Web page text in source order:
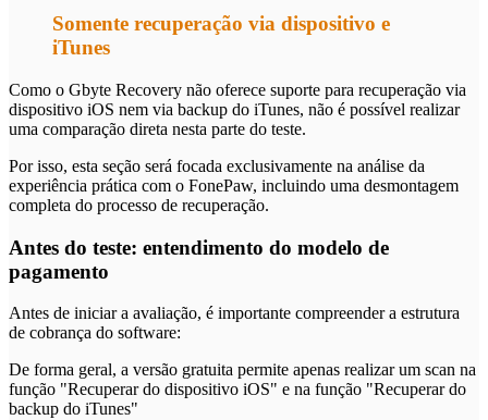
Somente recuperação via dispositivo e
iTunes
Como o Gbyte Recovery não oferece suporte para recuperação via
dispositivo iOS nem via backup do iTunes, não é possível realizar
uma comparação direta nesta parte do teste.
Por isso, esta seção será focada exclusivamente na análise da
experiência prática com o FonePaw, incluindo uma desmontagem
completa do processo de recuperação.
Antes do teste: entendimento do modelo de
pagamento
Antes de iniciar a avaliação, é importante compreender a estrutura
de cobrança do software:
De forma geral, a versão gratuita permite apenas realizar um scan na
função "Recuperar do dispositivo iOS" e na função "Recuperar do
backup do iTunes"